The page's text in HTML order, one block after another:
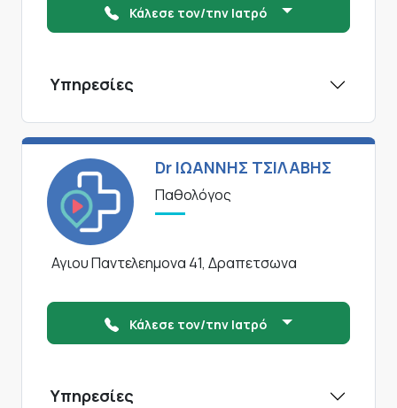
Κάλεσε τον/την Ιατρό
Υπηρεσίες
Dr ΙΩΑΝΝΗΣ ΤΣΙΛΑΒΗΣ
Παθολόγος
Αγιου Παντελεημονα 41, Δραπετσωνα
Κάλεσε τον/την Ιατρό
Υπηρεσίες